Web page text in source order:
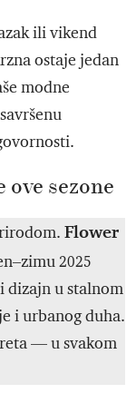
ili vikend
ostaje jedan
modne
sezone
Flower
2025
dizajn u stalnom
i urbanog duha.
— u svakom